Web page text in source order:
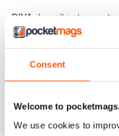
Consent
Welcome to
We use cookies to
DIVA doesn’t just cover
tackles some of the
racism in the LGBT
DIVAdoesn’t shy away
something new in every
lesbian and bisexual